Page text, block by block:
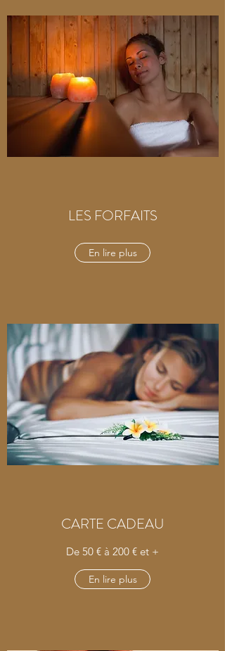
LES FORFAITS
En lire plus
CARTE CADEAU
De 50 € à 200 € et +
En lire plus